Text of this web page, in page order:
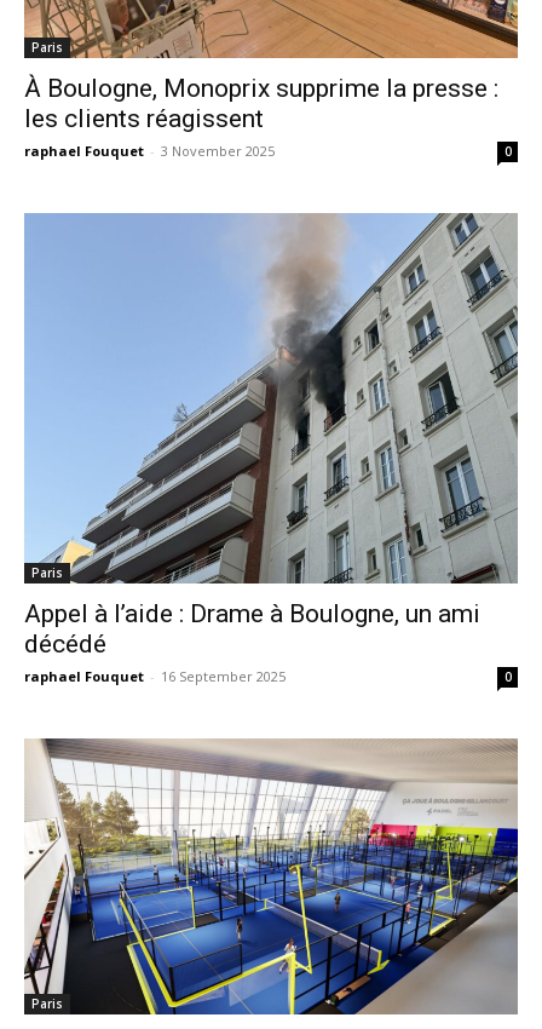
Paris
À Boulogne, Monoprix supprime la presse :
les clients réagissent
raphael Fouquet - 3 November 2025 0
Paris
Appel à l’aide : Drame à Boulogne, un ami
décédé
raphael Fouquet - 16 September 2025 0
Paris